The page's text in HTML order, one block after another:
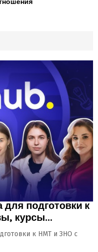
для подготовки к
курсы...
к НМТ и ЗНО с